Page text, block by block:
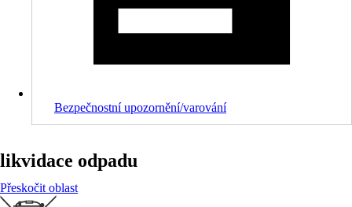
Bezpečnostní upozornění/varování
likvidace odpadu
Přeskočit oblast